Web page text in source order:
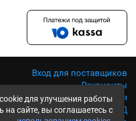
для улучшения работы
на сайте, вы соглашаетесь с
Вход для поставщиков
Реквизиты
Условия использования
Политика обработки ПД